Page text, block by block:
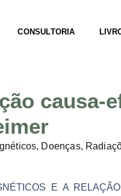
CONSULTORIA
causa-
, Doenças,
E A